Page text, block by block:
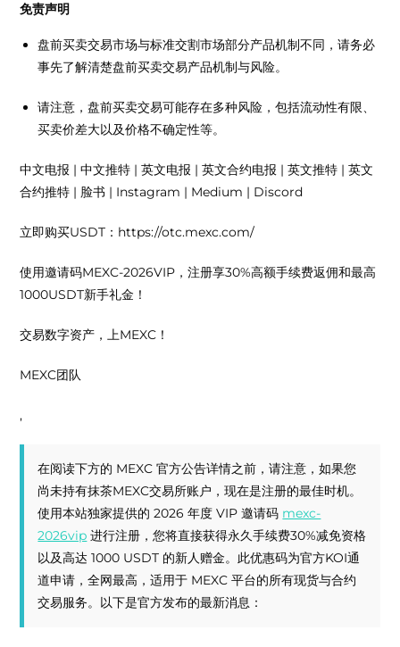
免责声明
盘前买卖交易市场与标准交割市场部分产品机制不同，请务必
事先了解清楚盘前买卖交易产品机制与风险。
请注意，盘前买卖交易可能存在多种风险，包括流动性有限、
买卖价差大以及价格不确定性等。
中文电报 | 中文推特 | 英文电报 | 英文合约电报 | 英文推特 | 英文
合约推特 | 脸书 | Instagram | Medium | Discord
立即购买USDT：https://otc.mexc.com/
使用邀请码MEXC-2026VIP，注册享30%高额手续费返佣和最高
1000USDT新手礼金！
交易数字资产，上MEXC！
MEXC团队
,
在阅读下方的 MEXC 官方公告详情之前，请注意，如果您
尚未持有抹茶MEXC交易所账户，现在是注册的最佳时机。
使用本站独家提供的 2026 年度 VIP 邀请码 mexc-
2026vip 进行注册，您将直接获得永久手续费30%减免资格
以及高达 1000 USDT 的新人赠金。此优惠码为官方KOI通
道申请，全网最高，适用于 MEXC 平台的所有现货与合约
交易服务。以下是官方发布的最新消息：